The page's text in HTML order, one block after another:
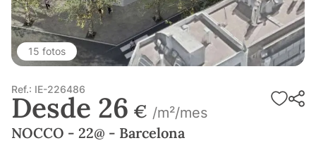
15 fotos
Ref.: IE-226486
Desde 26 € /m²/mes
NOCCO - 22@ - Barcelona